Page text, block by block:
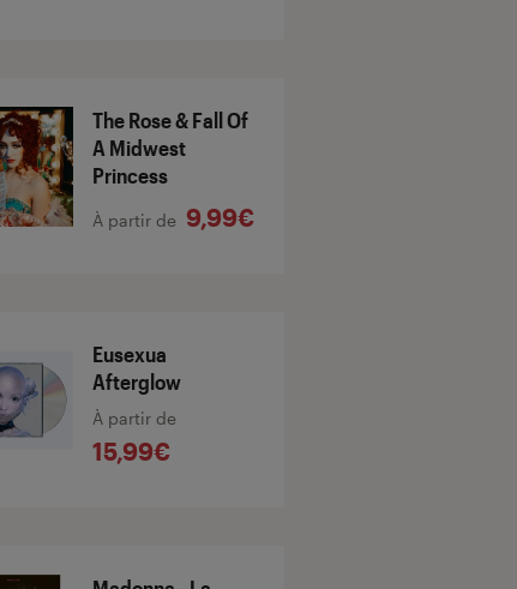
The Rose & Fall Of
A Midwest
Princess
À partir de 9,99€
Eusexua
Afterglow
À partir de
15,99€